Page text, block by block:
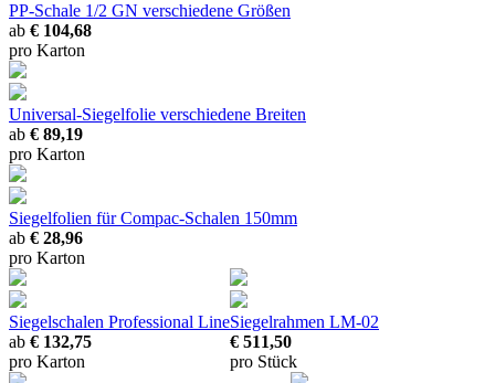
PP-Schale 1/2 GN verschiedene Größen
ab € 104,68
pro Karton
Universal-Siegelfolie verschiedene Breiten
ab € 89,19
pro Karton
Siegelfolien für Compac-Schalen 150mm
ab € 28,96
pro Karton
Siegelschalen Professional Line
ab € 132,75
pro Karton
Siegelrahmen LM-02
€ 511,50
pro Stück